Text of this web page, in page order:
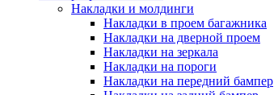
Накладки и молдинги
Накладки в проем багажника
Накладки на дверной проем
Накладки на зеркала
Накладки на пороги
Накладки на передний бампер